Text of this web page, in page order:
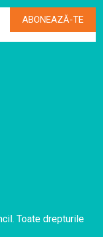
Toate drepturile